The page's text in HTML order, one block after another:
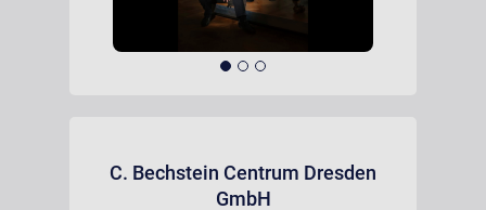
C. Bechstein Centrum Dresden
GmbH